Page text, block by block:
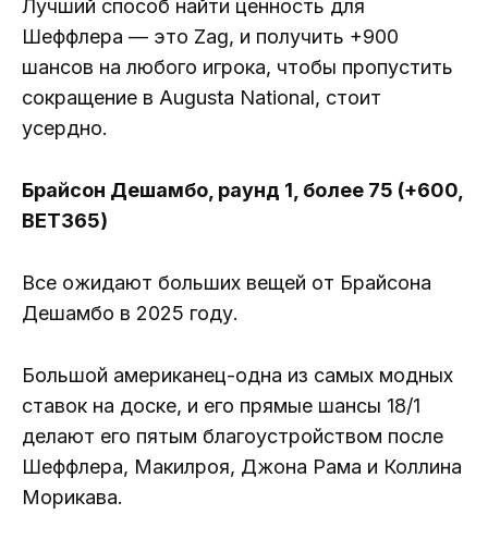
Лучший способ найти ценность для
Шеффлера — это Zag, и получить +900
шансов на любого игрока, чтобы пропустить
сокращение в Augusta National, стоит
усердно.
Брайсон Дешамбо, раунд 1, более 75 (+600,
BET365)
Все ожидают больших вещей от Брайсона
Дешамбо в 2025 году.
Большой американец-одна из самых модных
ставок на доске, и его прямые шансы 18/1
делают его пятым благоустройством после
Шеффлера, Макилроя, Джона Рама и Коллина
Морикава.